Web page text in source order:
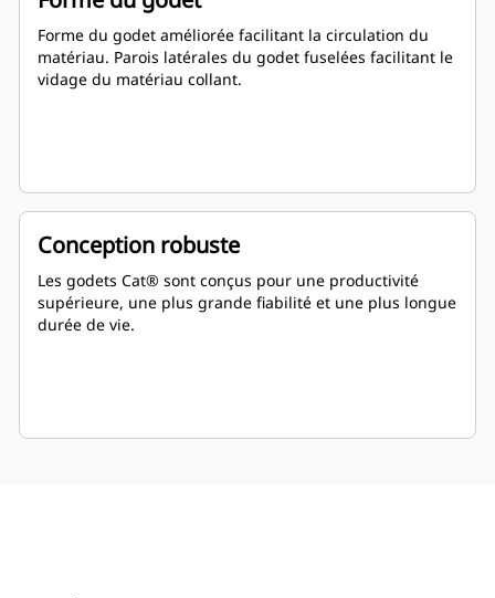
Forme du godet améliorée facilitant la circulation du
matériau. Parois latérales du godet fuselées facilitant le
vidage du matériau collant.
Conception robuste
Les godets Cat® sont conçus pour une productivité
supérieure, une plus grande fiabilité et une plus longue
durée de vie.